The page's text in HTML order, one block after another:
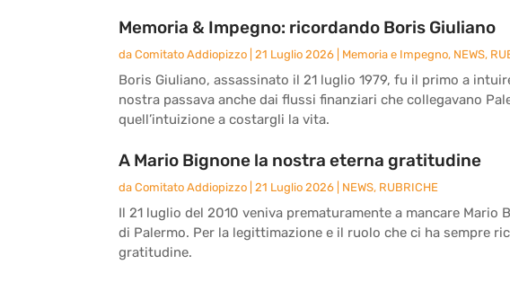
Memoria & Impegno: ricordando Boris Giuliano
da Comitato Addiopizzo 21 Luglio 2026 Memoria e Impegno, NEWS,
Boris Giuliano, assassinato il 21 luglio 1979, fu il primo a
nostra passava anche dai flussi finanziari che collegavano
quell’intuizione a costargli la vita.
A Mario Bignone la nostra eterna gratitudine
da Comitato Addiopizzo 21 Luglio 2026 NEWS, RUBRICHE
Il 21 luglio del 2010 veniva prematuramente a mancare Mario
di Palermo. Per la legittimazione e il ruolo che ci ha sempre
gratitudine.